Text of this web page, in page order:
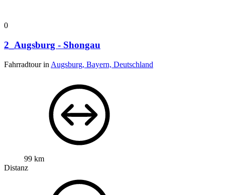
0
2_Augsburg - Shongau
Fahrradtour in Augsburg, Bayern, Deutschland
99 km
Distanz